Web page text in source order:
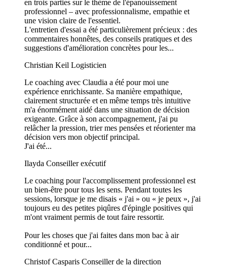
en trois parties sur le thème de l'épanouissement
professionnel – avec professionnalisme, empathie et
une vision claire de l'essentiel.
L'entretien d'essai a été particulièrement précieux : des
commentaires honnêtes, des conseils pratiques et des
suggestions d'amélioration concrètes pour les...
Christian Keil Logisticien
Le coaching avec Claudia a été pour moi une
expérience enrichissante. Sa manière empathique,
clairement structurée et en même temps très intuitive
m'a énormément aidé dans une situation de décision
exigeante. Grâce à son accompagnement, j'ai pu
relâcher la pression, trier mes pensées et réorienter ma
décision vers mon objectif principal.
J'ai été...
Ilayda Conseiller exécutif
Le coaching pour l'accomplissement professionnel est
un bien-être pour tous les sens. Pendant toutes les
sessions, lorsque je me disais « j'ai » ou « je peux », j'ai
toujours eu des petites piqûres d'épingle positives qui
m'ont vraiment permis de tout faire ressortir.
Pour les choses que j'ai faites dans mon bac à air
conditionné et pour...
Christof Casparis Conseiller de la direction